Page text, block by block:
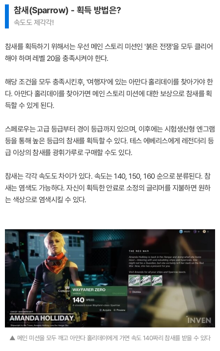
참새(Sparrow) - 획득 방법은?
속도도 제각각!
참새를 획득하기 위해서는 우선 메인 스토리 미션인 '붉은 전쟁'을 모두 클리어
해야 하며 레벨 20을 충족시켜야 한다.
해당 조건을 모두 충족시킨후, '여행자'에 있는 아만다 홀리데이를 찾아가야 한
다. 아만다 홀리데이를 찾아가면 메인 스토리 미션에 대한 보상으로 참새를 획
득할 수 있게 된다.
스페로우는 고급 등급부터 경이 등급까지 있으며, 이후에는 시험생산형 엔그램
등을 통해 높은 등급의 참새를 획득할 수 있다. 테스 에베리스에게 레전더리 등
급 이상의 참새를 광휘가루로 구매할 수도 있다.
참새는 각각 속도도 차이가 있다. 속도는 140, 150, 160 순으로 분류된다. 참
새는 염색도 가능하다. 자신이 획득한 안료로 소정의 글리머를 지불하면 원하
는 색상으로 염색시킬 수 있다.
▲ 메인 미션을 모두 깨고 아만다 홀리데이에게 가면 속도 140짜리 참새를 받을 수 있다